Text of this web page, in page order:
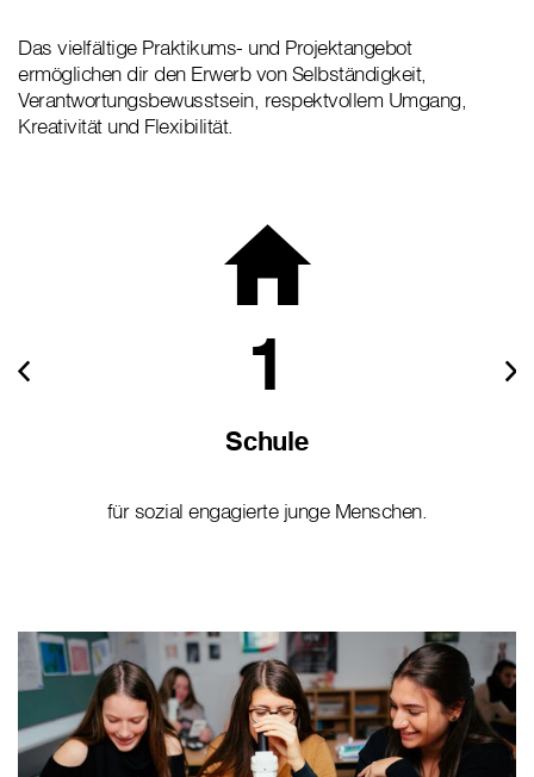
Das vielfältige Praktikums- und Projektangebot
ermöglichen dir den Erwerb von Selbständigkeit,
Verantwortungsbewusstsein, respektvollem Umgang,
Kreativität und Flexibilität.
1
Schule
für sozial engagierte junge Menschen.